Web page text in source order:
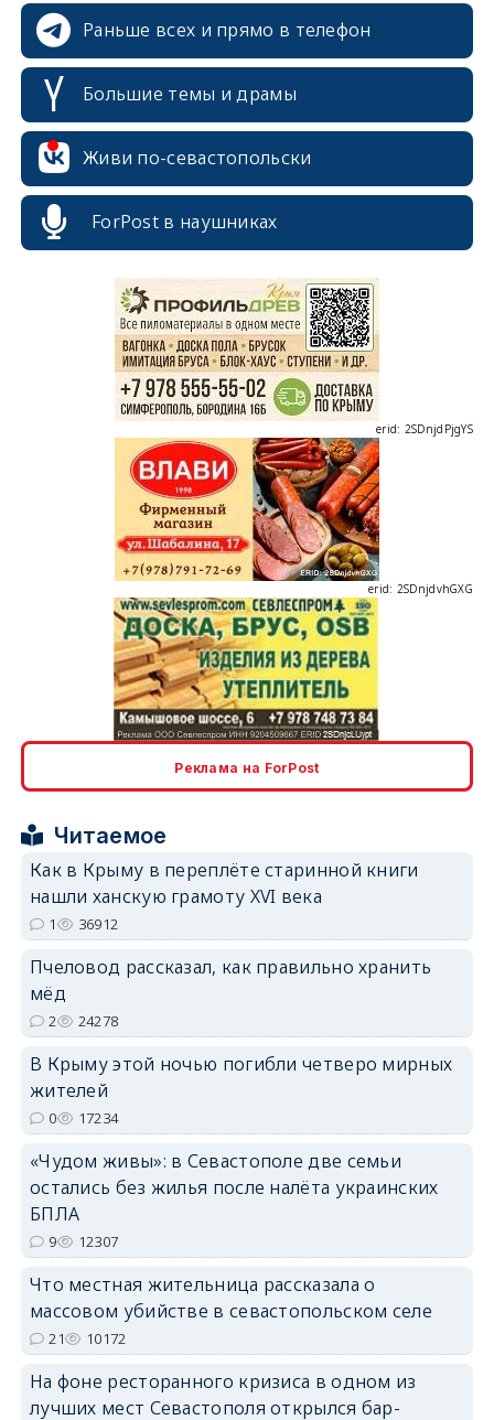
Раньше всех и прямо в телефон
Большие темы и драмы
Живи по-севастопольски
ForPost в наушниках
erid: 2SDnjdPjgYS
erid: 2SDnjdvhGXG
Реклама на ForPost
Читаемое
Как в Крыму в переплёте старинной книги
нашли ханскую грамоту XVI века
1 36912
Пчеловод рассказал, как правильно хранить
мёд
2 24278
В Крыму этой ночью погибли четверо мирных
жителей
0 17234
«Чудом живы»: в Севастополе две семьи
остались без жилья после налёта украинских
БПЛА
9 12307
Что местная жительница рассказала о
массовом убийстве в севастопольском селе
21 10172
На фоне ресторанного кризиса в одном из
лучших мест Севастополя открылся бар-